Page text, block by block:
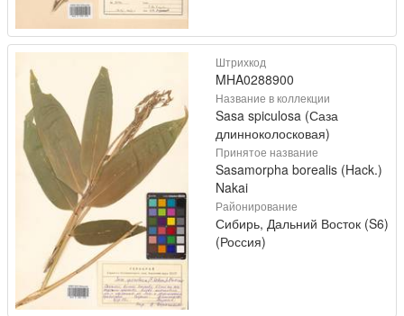
Штрихкод
MHA0288900
Название в коллекции
Sasa spiculosa (Саза
длинноколосковая)
Принятое название
Sasamorpha borealis (Hack.)
Nakai
Районирование
Сибирь, Дальний Восток (S6)
(Россия)